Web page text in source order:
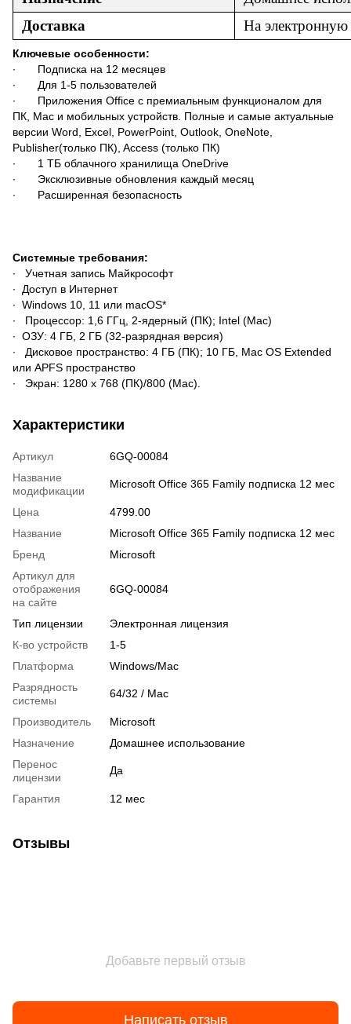
Доставка
На электронную
Ключевые особенности:
∙ Подписка на 12 месяцев
∙ Для 1-5 пользователей
∙ Приложения Office с премиальным функционалом для
ПК, Mac и мобильных устройств. Полные и самые актуальные
версии Word, Excel, PowerPoint, Outlook, OneNote,
Publisher(только ПК), Access (только ПК)
∙ 1 ТБ облачного хранилища OneDrive
∙ Эксклюзивные обновления каждый месяц
∙ Расширенная безопасность
Системные требования:
∙ Учетная запись Майкрософт
∙ Доступ в Интернет
∙ Windows 10, 11 или macOS*
∙ Процессор: 1,6 ГГц, 2-ядерный (ПК); Intel (Mac)
∙ ОЗУ: 4 ГБ, 2 ГБ (32-разрядная версия)
∙ Дисковое пространство: 4 ГБ (ПК); 10 ГБ, Mac OS Extended
или APFS пространство
∙ Экран: 1280 x 768 (ПК)/800 (Mac).
Характеристики
Артикул
6GQ-00084
Название
модификации
Microsoft Office 365 Family подписка 12 мес
Цена
4799.00
Название
Microsoft Office 365 Family подписка 12 мес
Бренд
Microsoft
Артикул для
отображения
на сайте
6GQ-00084
Тип лицензии
Электронная лицензия
К-во устройств
1-5
Платформа
Windows/Mac
Разрядность
системы
64/32 / Mac
Производитель
Microsoft
Назначение
Домашнее использование
Перенос
лицензии
Да
Гарантия 12 мес
Отзывы
Добавьте первый отзыв
Написать отзыв